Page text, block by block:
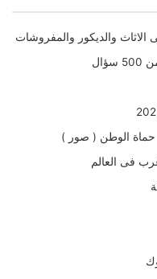
الاثاث والديكور والمفروشات
الوطن ( صور )
فى العالم